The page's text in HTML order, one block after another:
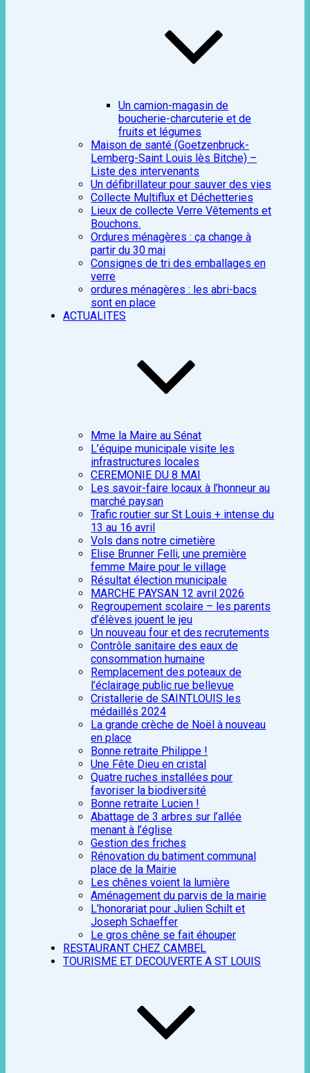
Un camion-magasin de
boucherie-charcuterie et de
fruits et légumes
Maison de santé (Goetzenbruck-
Lemberg-Saint Louis lès Bitche) –
Liste des intervenants
Un défibrillateur pour sauver des vies
Collecte Multiflux et Déchetteries
Lieux de collecte Verre Vêtements et
Bouchons.
Ordures ménagères : ça change à
partir du 30 mai
Consignes de tri des emballages en
verre
ordures ménagères : les abri-bacs
sont en place
ACTUALITES
Mme la Maire au Sénat
L’équipe municipale visite les
infrastructures locales
CEREMONIE DU 8 MAI
Les savoir-faire locaux à l’honneur au
marché paysan
Trafic routier sur St Louis + intense du
13 au 16 avril
Vols dans notre cimetière
Elise Brunner Felli, une première
femme Maire pour le village
Résultat élection municipale
MARCHE PAYSAN 12 avril 2026
Regroupement scolaire – les parents
d’élèves jouent le jeu
Un nouveau four et des recrutements
Contrôle sanitaire des eaux de
consommation humaine
Remplacement des poteaux de
l’éclairage public rue bellevue
Cristallerie de SAINTLOUIS les
médaillés 2024
La grande crèche de Noël à nouveau
en place
Bonne retraite Philippe !
Une Fête Dieu en cristal
Quatre ruches installées pour
favoriser la biodiversité
Bonne retraite Lucien !
Abattage de 3 arbres sur l’allée
menant à l’église
Gestion des friches
Rénovation du batiment communal
place de la Mairie
Les chênes voient la lumière
Aménagement du parvis de la mairie
L’honorariat pour Julien Schilt et
Joseph Schaeffer
Le gros chêne se fait éhouper
RESTAURANT CHEZ CAMBEL
TOURISME ET DECOUVERTE A ST LOUIS